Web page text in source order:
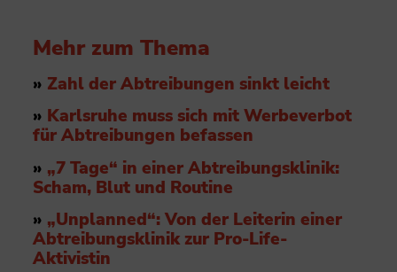
Mehr zum Thema
» Zahl der Abtreibungen sinkt leicht
» Karlsruhe muss sich mit Werbeverbot
für Abtreibungen befassen
» „7 Tage“ in einer Abtreibungsklinik:
Scham, Blut und Routine
» „Unplanned“: Von der Leiterin einer
Abtreibungsklinik zur Pro-Life-
Aktivistin